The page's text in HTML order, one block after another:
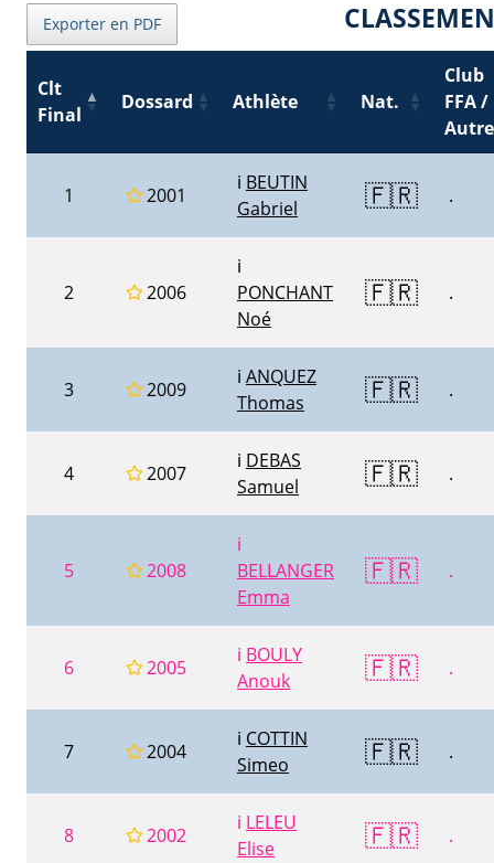
Exporter en PDF
Clt
Final
Dossard Athlète Nat.
Club
FFA /
Autre
1 2001
ℹ️ BEUTIN
Gabriel
🇫🇷 .
2 2006
ℹ️
PONCHANT
Noé
🇫🇷 .
3 2009
ℹ️ ANQUEZ
Thomas
🇫🇷 .
4 2007
ℹ️ DEBAS
Samuel
🇫🇷 .
5 2008
ℹ️
BELLANGER
Emma
🇫🇷 .
6 2005
ℹ️ BOULY
Anouk
🇫🇷 .
7 2004
ℹ️ COTTIN
Simeo
🇫🇷 .
8 2002
ℹ️ LELEU
Elise
🇫🇷 .